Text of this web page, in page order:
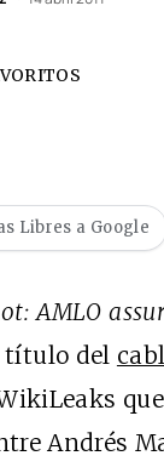
Libres a Google
AMLO
título del
Andrés